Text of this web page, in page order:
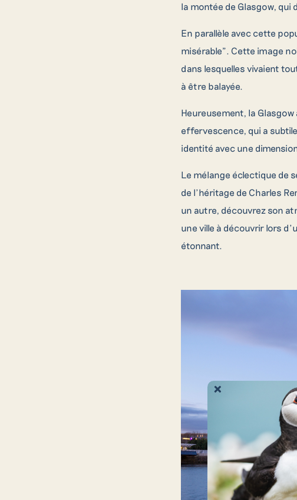
Pour toute
demande
la montée de Glasgow, qui
En parallèle avec cette
misérable”. Cette image
dans lesquelles vivaient
à être balayée.
Heureusement, la
effervescence, qui a
identité avec une
Le mélange éclectique de
de l’héritage de Charles
un autre, découvrez son
une ville à découvrir lors
étonnant.